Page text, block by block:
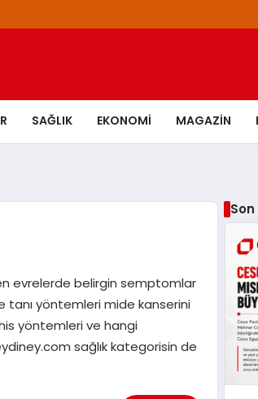
SAĞLIK EKONOMI MAGAZIN
evrelerde belirgin semptomlar
tanı yöntemleri mide kanserini
yöntemleri ve hangi
sağlık kategorisin de